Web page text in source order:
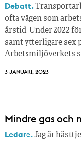
Debatt.
ofta vägen som
årstid. Under 2022
samt ytterligare sex
Arbetsmiljöverkets
3 JANUARI, 2023
Mindre gas och
Ledare.Jag är